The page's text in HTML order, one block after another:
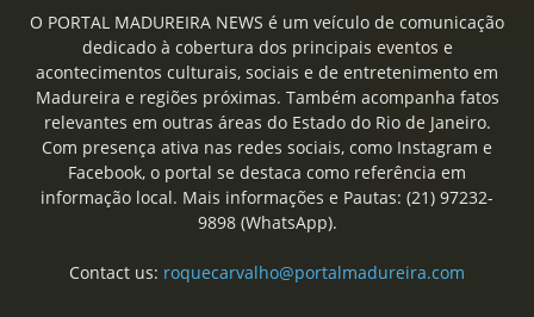
O PORTAL MADUREIRA NEWS é um veículo de comunicação
dedicado à cobertura dos principais eventos e
acontecimentos culturais, sociais e de entretenimento em
Madureira e regiões próximas. Também acompanha fatos
relevantes em outras áreas do Estado do Rio de Janeiro.
Com presença ativa nas redes sociais, como Instagram e
Facebook, o portal se destaca como referência em
informação local. Mais informações e Pautas: (21) 97232-
9898 (WhatsApp).
Contact us: roquecarvalho@portalmadureira.com